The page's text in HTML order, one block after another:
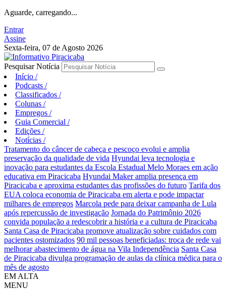
Aguarde, carregando...
Entrar
Assine
Sexta-feira, 07 de Agosto 2026
Pesquisar Notícia
Início /
Podcasts /
Classificados /
Colunas /
Empregos /
Guia Comercial /
Edições /
Notícias /
Tratamento do câncer de cabeça e pescoço evolui e amplia
preservação da qualidade de vida Hyundai leva tecnologia e
inovação para estudantes da Escola Estadual Melo Moraes em ação
educativa em Piracicaba Hyundai Maker amplia presença em
Piracicaba e aproxima estudantes das profissões do futuro Tarifa dos
EUA coloca economia de Piracicaba em alerta e pode impactar
milhares de empregos Marcola pede para deixar campanha de Lula
após repercussão de investigação Jornada do Patrimônio 2026
convida população a redescobrir a história e a cultura de Piracicaba
Santa Casa de Piracicaba promove atualização sobre cuidados com
pacientes ostomizados 90 mil pessoas beneficiadas: troca de rede vai
melhorar abastecimento de água na Vila Independência Santa Casa
de Piracicaba divulga programação de aulas da clínica médica para o
mês de agosto
EM ALTA
MENU